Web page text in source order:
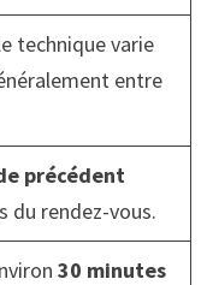
technique varie
entre
précédent
du rendez-vous.
30 minutes